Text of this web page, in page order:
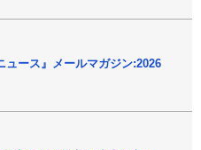
ュース』メールマガジン:2026